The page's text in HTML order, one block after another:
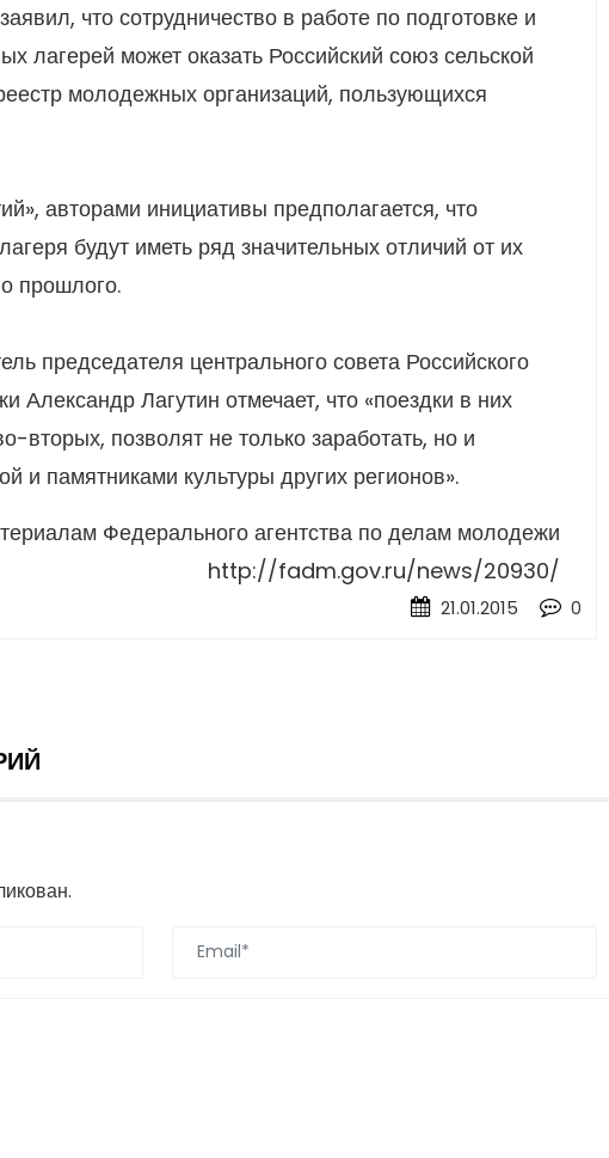
21.01.2015 0
что сотрудничество в работе по подготовке и
лагерей может оказать Российский союз сельской
молодежных организаций, пользующихся
авторами инициативы предполагается, что
будут иметь ряд значительных отличий от их
прошлого.
председателя центрального совета Российского
Александр Лагутин отмечает, что «поездки в них
вторых, позволят не только заработать, но и
и памятниками культуры других регионов».
Федерального агентства по делам молодежи
http://fadm.gov.ru/news/20930/